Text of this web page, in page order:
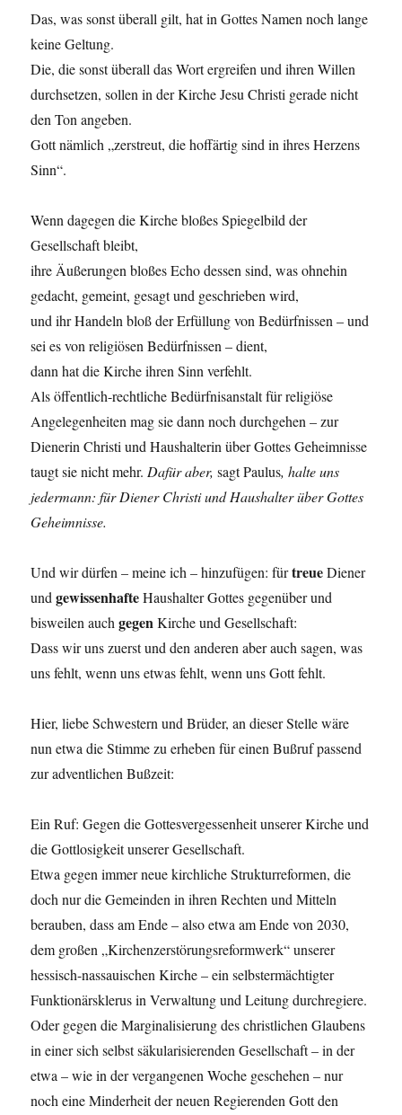
Das, was sonst überall gilt, hat in Gottes Namen noch lange
keine Geltung.
Die, die sonst überall das Wort ergreifen und ihren Willen
durchsetzen, sollen in der Kirche Jesu Christi gerade nicht
den Ton angeben.
Gott nämlich „zerstreut, die hoffärtig sind in ihres Herzens
Sinn“.
Wenn dagegen die Kirche bloßes Spiegelbild der
Gesellschaft bleibt,
ihre Äußerungen bloßes Echo dessen sind, was ohnehin
gedacht, gemeint, gesagt und geschrieben wird,
und ihr Handeln bloß der Erfüllung von Bedürfnissen – und
sei es von religiösen Bedürfnissen – dient,
dann hat die Kirche ihren Sinn verfehlt.
Als öffentlich-rechtliche Bedürfnisanstalt für religiöse
Angelegenheiten mag sie dann noch durchgehen – zur
Dienerin Christi und Haushalterin über Gottes Geheimnisse
taugt sie nicht mehr.Dafür aber,sagt Paulus, halte uns
jedermann: für Diener Christi und Haushalter über Gottes
Geheimnisse.
Und wir dürfen – meine ich – hinzufügen: fürtreueDiener
undgewissenhafteHaushalter Gottes gegenüber und
bisweilen auchgegenKirche und Gesellschaft:
Dass wir uns zuerst und den anderen aber auch sagen, was
uns fehlt, wenn uns etwas fehlt, wenn uns Gott fehlt.
Hier, liebe Schwestern und Brüder, an dieser Stelle wäre
nun etwa die Stimme zu erheben für einen Bußruf passend
zur adventlichen Bußzeit:
Ein Ruf: Gegen die Gottesvergessenheit unserer Kirche und
die Gottlosigkeit unserer Gesellschaft.
Etwa gegen immer neue kirchliche Strukturreformen, die
doch nur die Gemeinden in ihren Rechten und Mitteln
berauben, dass am Ende – also etwa am Ende von 2030,
dem großen „Kirchenzerstörungsreformwerk“ unserer
hessisch-nassauischen Kirche – ein selbstermächtigter
Funktionärsklerus in Verwaltung und Leitung durchregiere.
Oder gegen die Marginalisierung des christlichen Glaubens
in einer sich selbst säkularisierenden Gesellschaft – in der
etwa – wie in der vergangenen Woche geschehen – nur
noch eine Minderheit der neuen Regierenden Gott den